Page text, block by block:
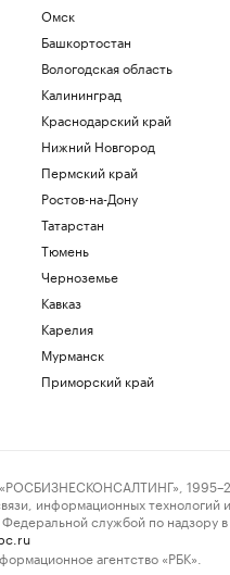
с
изменил
Омск
Башкортостан
Вологодская область
Калининград
Краснодарский край
Нижний Новгород
Пермский край
Ростов-на-Дону
Татарстан
Тюмень
Черноземье
Кавказ
Карелия
Мурманск
Приморский край
информационных
службой по
агентство «РБК».